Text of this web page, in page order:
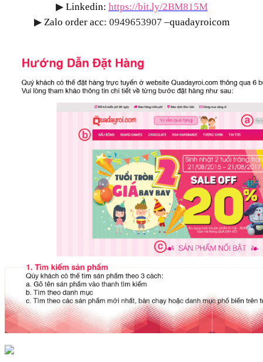
▶ Linkedin: https://bit.ly/2BM815M
▶ Zalo order acc: 0949653907 –quadayroicom